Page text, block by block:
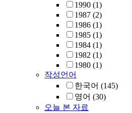
1990 (1)
1987 (2)
1986 (1)
1985 (1)
1984 (1)
1982 (1)
1980 (1)
작성언어
한국어 (145)
영어 (30)
오늘 본 자료